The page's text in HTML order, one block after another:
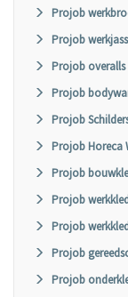
Projob
Projob
Projob overalls
Projob
Projob
Projob Horeca
Projob
Projob
Projob
Projob
Projob